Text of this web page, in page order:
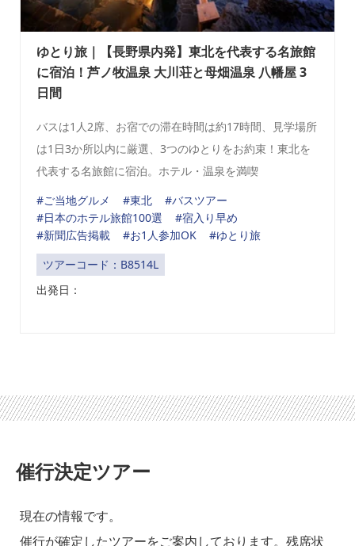
ゆとり旅｜【長野県内発】東北を代表する名旅館
に宿泊！芦ノ牧温泉 大川荘と母畑温泉 八幡屋 3
日間
バスは1人2席、お宿での滞在時間は約17時間、見学場所
は1日3か所以内に厳選、3つのゆとりをお約束！東北を
代表する名旅館に宿泊。ホテル・温泉を満喫
#ご当地グルメ
#東北
#バスツアー
#日本のホテル旅館100選
#宿入り早め
#新聞広告掲載
#お1人参加OK
#ゆとり旅
ツアーコード：B8514L
出発日：
催行決定ツアー
現在の情報です。
催行が確定したツアーをご案内しております。残席状